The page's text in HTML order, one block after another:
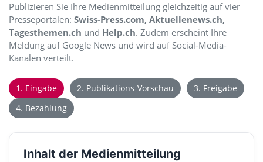
Publizieren Sie Ihre Medienmitteilung gleichzeitig auf vier
Presseportalen: Swiss-Press.com, Aktuellenews.ch,
Tagesthemen.ch und Help.ch. Zudem erscheint Ihre
Meldung auf Google News und wird auf Social-Media-
Kanälen verteilt.
1. Eingabe 2. Publikations-Vorschau
3. Freigabe
4. Bezahlung
Inhalt der Medienmitteilung